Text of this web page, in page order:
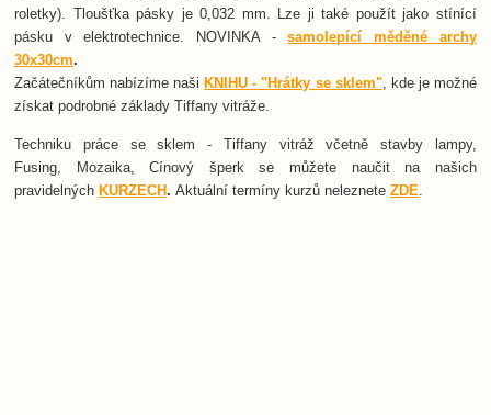
roletky). Tloušťka pásky je 0,032 mm. Lze ji také použít jako stínící
pásku v elektrotechnice. NOVINKA -samolepící měděné archy
30x30cm.
Začátečníkům nabízíme naši KNIHU - "Hrátky se sklem", kde je možné
získat podrobné základy Tiffany vitráže.
Techniku práce se sklem - Tiffany vitráž včetně stavby lampy,
Fusing, Mozaika, Cínový šperk se můžete naučit na našich
pravidelných KURZECH.Aktuální termíny kurzů nelezneteZDE